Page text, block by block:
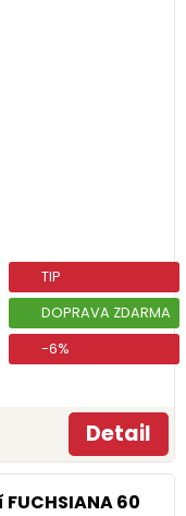
TIP
DOPRAVA ZDARMA
-6%
Detail
60